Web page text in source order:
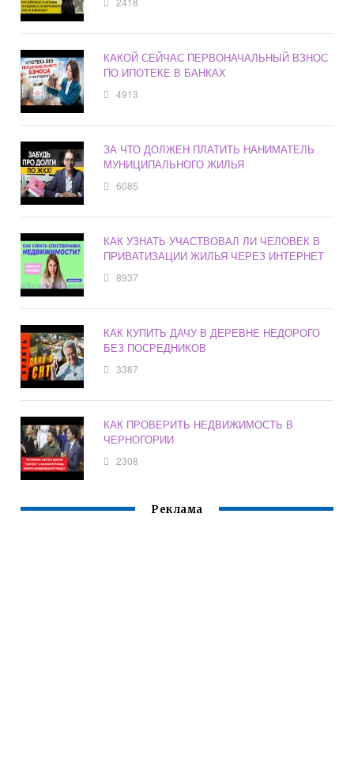
КАКОЙ СЕЙЧАС ПЕРВОНАЧАЛЬНЫЙ ВЗНОС
ПО ИПОТЕКЕ В БАНКАХ
4913
ЗА ЧТО ДОЛЖЕН ПЛАТИТЬ НАНИМАТЕЛЬ
МУНИЦИПАЛЬНОГО ЖИЛЬЯ
6085
КАК УЗНАТЬ УЧАСТВОВАЛ ЛИ ЧЕЛОВЕК В
ПРИВАТИЗАЦИИ ЖИЛЬЯ ЧЕРЕЗ ИНТЕРНЕТ
8937
КАК КУПИТЬ ДАЧУ В ДЕРЕВНЕ НЕДОРОГО
БЕЗ ПОСРЕДНИКОВ
3387
КАК ПРОВЕРИТЬ НЕДВИЖИМОСТЬ В
ЧЕРНОГОРИИ
2308
Реклама